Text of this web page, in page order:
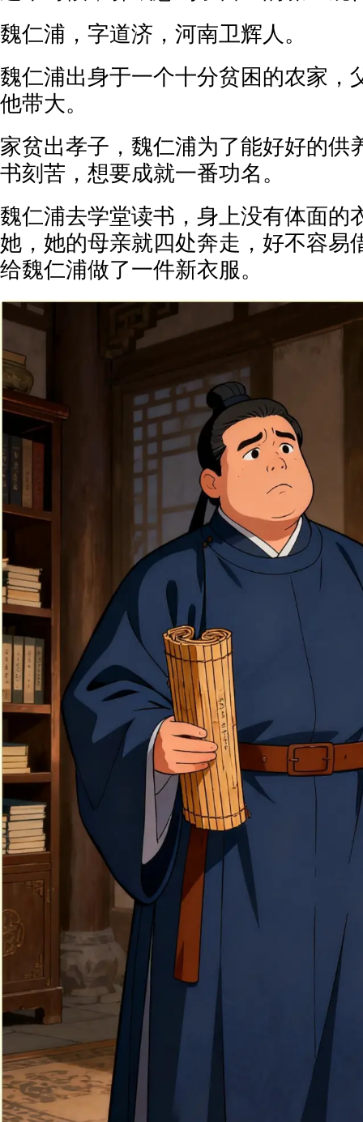
魏仁浦，字道济，河南卫辉人。
魏仁浦出身于一个十分贫困的农家，
他带大。
家贫出孝子，魏仁浦为了能好好的供
书刻苦，想要成就一番功名。
魏仁浦去学堂读书，身上没有体面的
她，她的母亲就四处奔走，好不容易
给魏仁浦做了一件新衣服。